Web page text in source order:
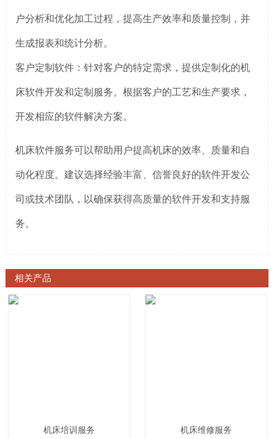
户分析和优化加工过程，提高生产效率和质量控制，并
生成报表和统计分析。
客户定制软件：针对客户的特定需求，提供定制化的机
床软件开发和定制服务。根据客户的工艺和生产要求，
开发相应的软件解决方案。
机床软件服务可以帮助用户提高机床的效率、质量和自
动化程度。建议选择经验丰富、信誉良好的软件开发公
司或技术团队，以确保获得高质量的软件开发和支持服
务。
相关产品
机床培训服务 机床维修服务